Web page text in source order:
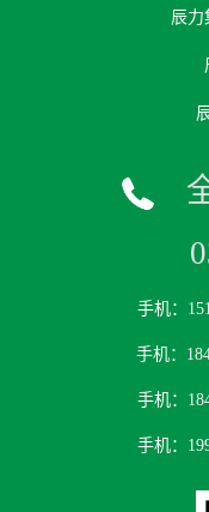
辰力
手机：
手机：
手机：
手机：